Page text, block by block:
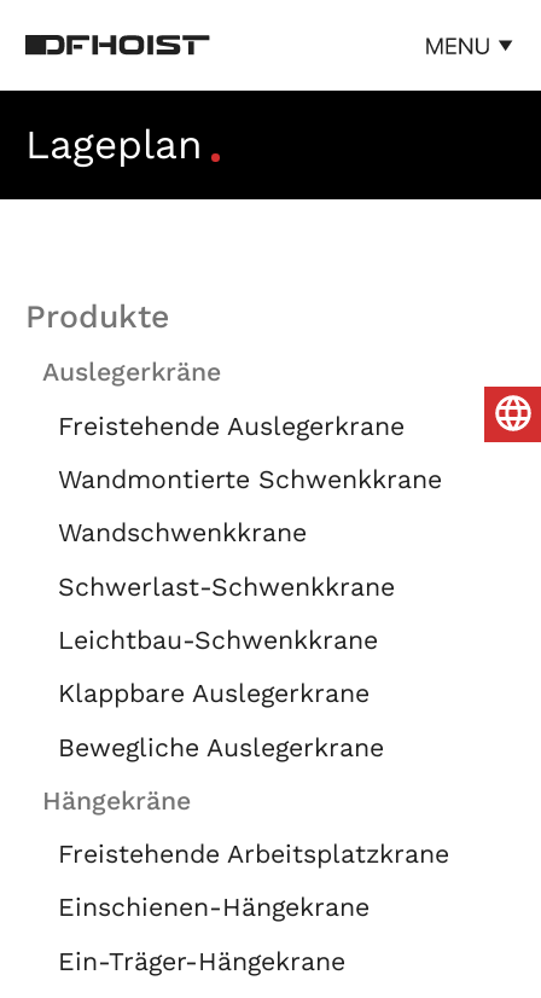
Lageplan
Produkte
Auslegerkräne
Freistehende Auslegerkrane
Wandmontierte Schwenkkrane
Wandschwenkkrane
Schwerlast-Schwenkkrane
Leichtbau-Schwenkkrane
Klappbare Auslegerkrane
Bewegliche Auslegerkrane
Hängekräne
Freistehende Arbeitsplatzkrane
Einschienen-Hängekrane
Ein-Träger-Hängekrane